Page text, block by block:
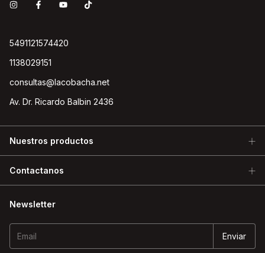
5491121574420
1138029151
consultas@lacobacha.net
Av. Dr. Ricardo Balbin 2436
Nuestros productos
Contactanos
Newsletter